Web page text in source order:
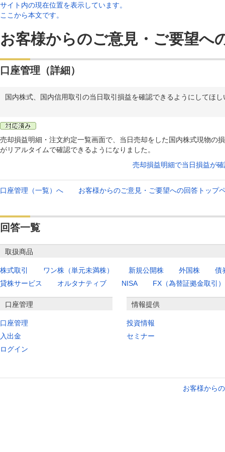
サイト内の現在位置を表示しています。
ここから本文です。
お客様からのご意見・ご要望へ
口座管理（詳細）
国内株式、国内信用取引の当日取引損益を確認できるようにしてほし
売却損益明細・注文約定一覧画面で、当日売却をした国内株式現物の
がリアルタイムで確認できるようになりました。
売却損益明細で当日損益が
口座管理（一覧）へ お客様からのご意見・ご要望への回答トップ
回答一覧
取扱商品
株式取引 ワン株（単元未満株） 新規公開株 外国株
債
貸株サービス
オルタナティブ NISA FX（為替証拠金取引）
口座管理
口座管理
入出金
ログイン
情報提供
投資情報
セミナー
お客様から